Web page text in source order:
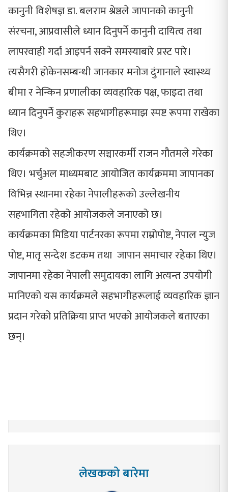
कानुनी विशेषज्ञ डा. बलराम श्रेष्ठले जापानको कानुनी
संरचना, आप्रवासीले ध्यान दिनुपर्ने कानुनी दायित्व तथा
लापरवाही गर्दा आइपर्न सक्ने समस्याबारे प्रस्ट पारे।
त्यसैगरी होकेनसम्बन्धी जानकार मनोज दुंगानाले स्वास्थ्य
बीमा र नेन्किन प्रणालीका व्यवहारिक पक्ष, फाइदा तथा
ध्यान दिनुपर्ने कुराहरू सहभागीहरूमाझ स्पष्ट रूपमा राखेका
थिए।
कार्यक्रमको सहजीकरण सञ्चारकर्मी राजन गौतमले गरेका
थिए। भर्चुअल माध्यमबाट आयोजित कार्यक्रममा जापानका
विभिन्न स्थानमा रहेका नेपालीहरूको उल्लेखनीय
सहभागिता रहेको आयोजकले जनाएको छ।
कार्यक्रमका मिडिया पार्टनरका रूपमा राम्रोपोष्ट, नेपाल न्युज
पोष्ट, मातृ सन्देश डटकम तथा जापान समाचार रहेका थिए।
जापानमा रहेका नेपाली समुदायका लागि अत्यन्त उपयोगी
मानिएको यस कार्यक्रमले सहभागीहरूलाई व्यवहारिक ज्ञान
प्रदान गरेको प्रतिक्रिया प्राप्त भएको आयोजकले बताएका
छन्।
लेखकको बारेमा